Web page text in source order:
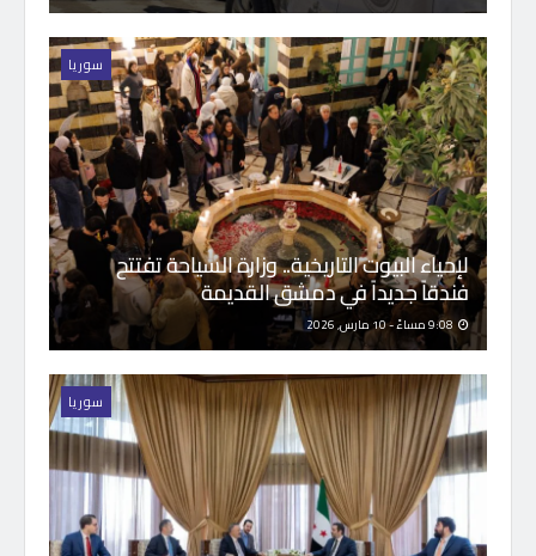
سوريا
لإحياء البيوت التاريخية.. وزارة السياحة تفتتح
فندقاً جديداً في دمشق القديمة
9:08 مساءً - 10 مارس, 2026
سوريا